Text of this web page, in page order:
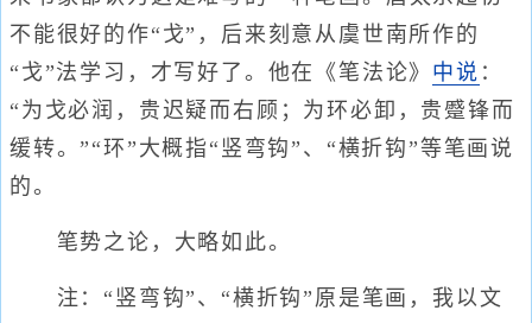
不能很好的作“戈”，后来刻意从虞世南所作的
“戈”法学习，才写好了。他在《笔法论》 中说 ：
“为戈必润，贵迟疑而右顾；为环必卸，贵蹙锋而
缓转。”“环”大概指“竖弯钩”、“横折钩”等笔画说
的。
笔势之论，大略如此。
注：“竖弯钩”、“横折钩”原是笔画，我以文